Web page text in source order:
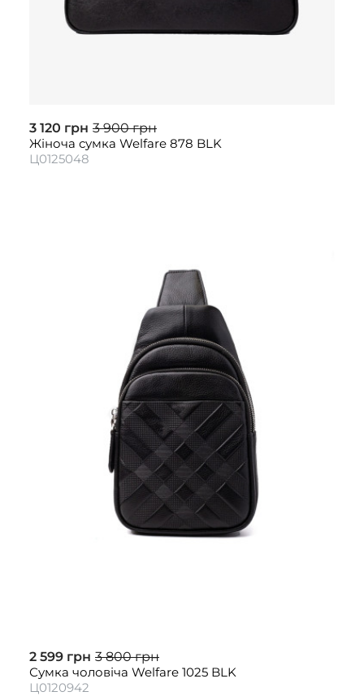
3 120 грн 3 900 грн
Жіноча сумка Welfare 878 BLK
Ц0125048
2 599 грн 3 800 грн
Сумка чоловіча Welfare 1025 BLK
Ц0120942